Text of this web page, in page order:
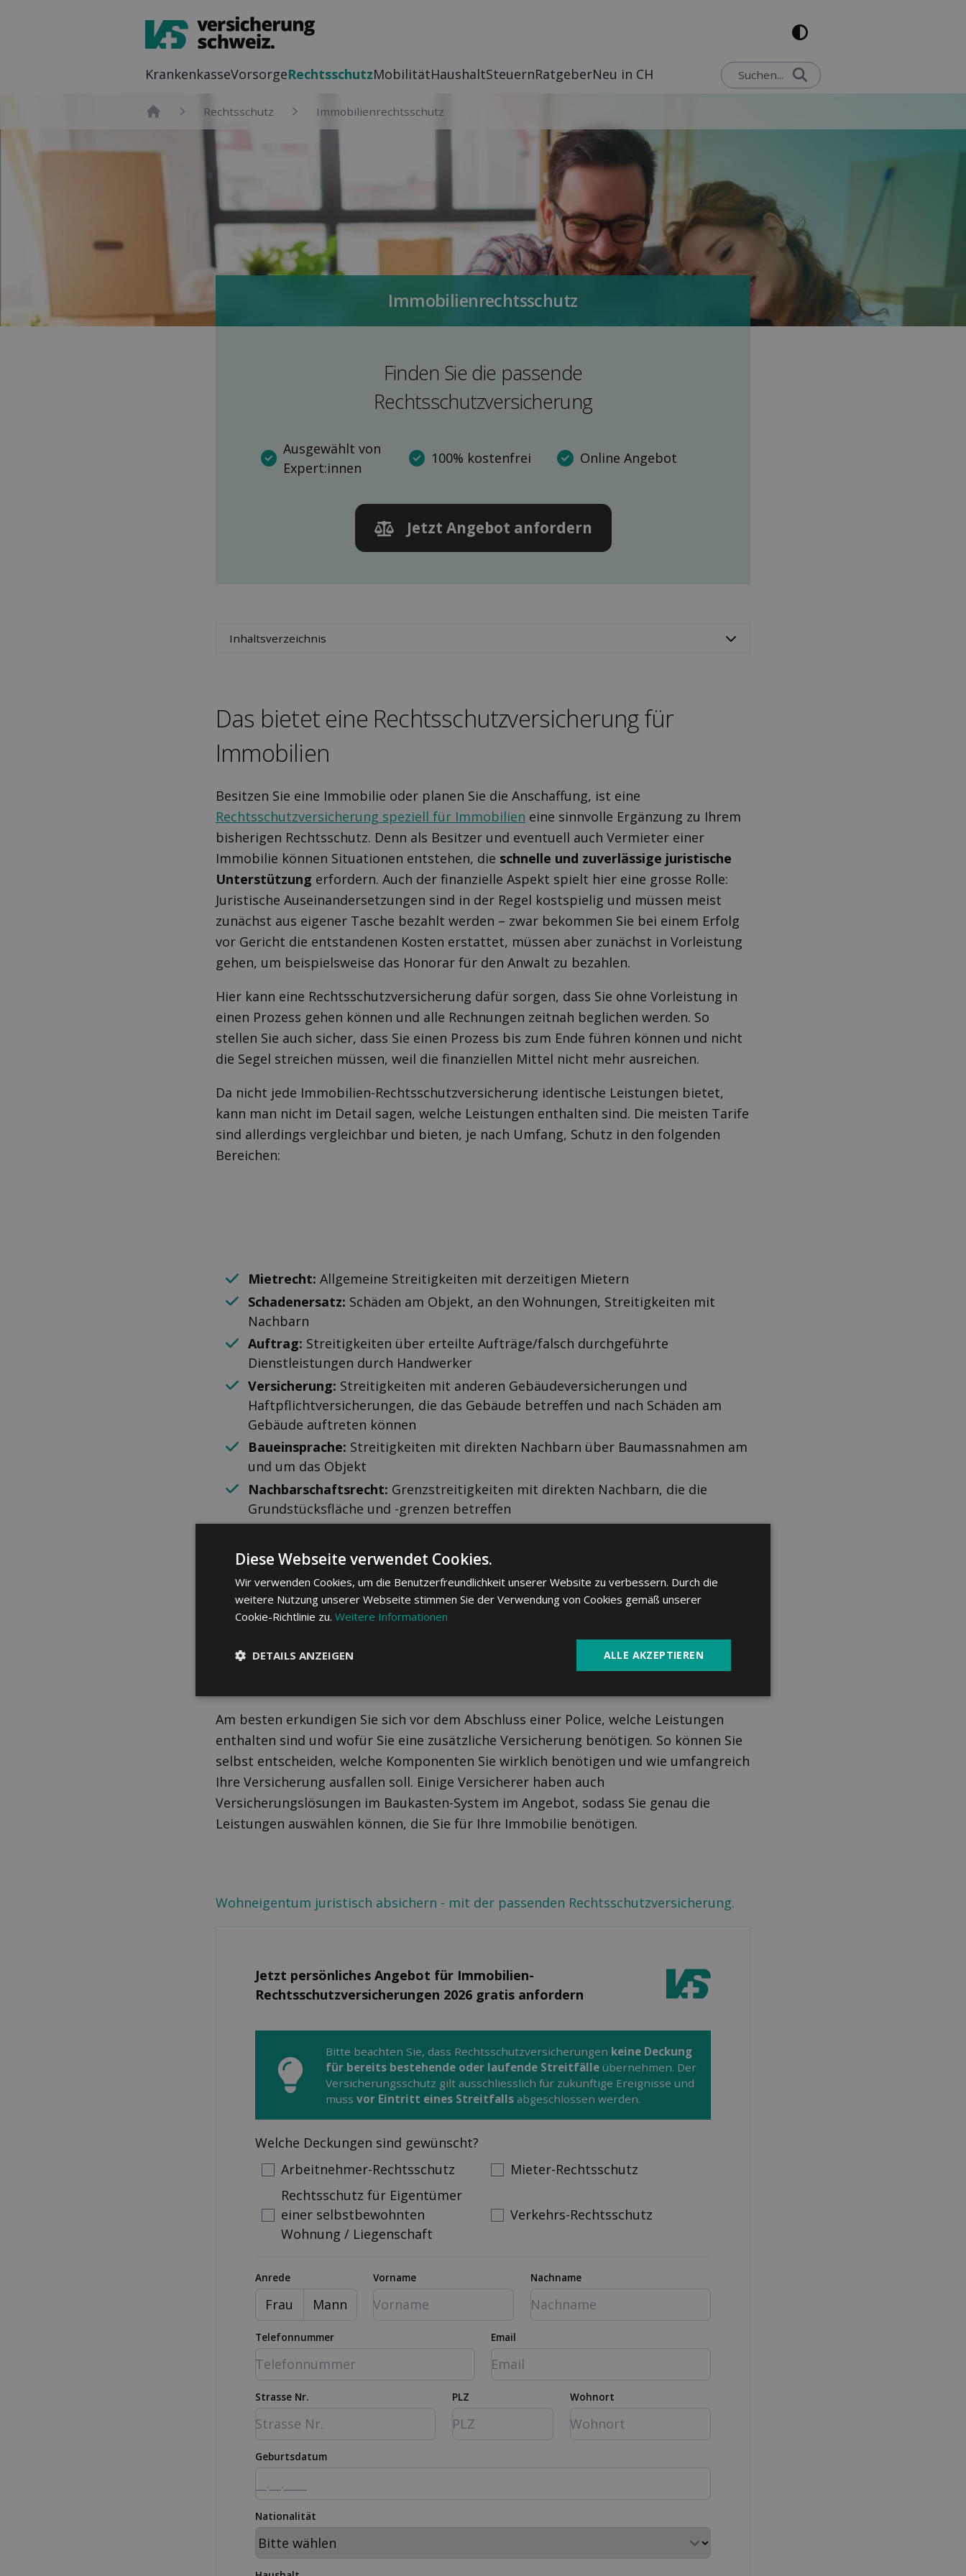
Suchen...
Kranken­kasseVor­sorgeRechts­schutzMobilitätHaushaltSteuernRat­geberNeu in CH
Rechts­schutz Immobilienrechtsschutz
Immobilienrechtsschutz
Finden Sie die pas­sende
Rechts­schutz­versicherung
Ausgewählt von
Expert:innen
100% kostenfrei Online Angebot
Jetzt Angebot anfordern
Inhaltsverzeichnis
Das bietet eine Rechts­schutz­versicherung für
Immobilien
Besitzen Sie eine Immobilie oder planen Sie die Anschaffung, ist eine
Rechtsschutzversicherung speziell für Immobilien eine sinnvolle Ergänzung zu Ihrem
bisherigen Rechtsschutz. Denn als Besitzer und eventuell auch Vermieter einer
Immobilie können Situationen entstehen, die schnelle und zuverlässige juristische
Unterstützung erfordern. Auch der finanzielle Aspekt spielt hier eine grosse Rolle:
Juristische Auseinandersetzungen sind in der Regel kostspielig und müssen meist
zunächst aus eigener Tasche bezahlt werden – zwar bekommen Sie bei einem Erfolg
vor Gericht die entstandenen Kosten erstattet, müssen aber zunächst in Vorleistung
gehen, um beispielsweise das Honorar für den Anwalt zu bezahlen.
Hier kann eine Rechtsschutzversicherung dafür sorgen, dass Sie ohne Vorleistung in
einen Prozess gehen können und alle Rechnungen zeitnah beglichen werden. So
stellen Sie auch sicher, dass Sie einen Prozess bis zum Ende führen können und nicht
die Segel streichen müssen, weil die finanziellen Mittel nicht mehr ausreichen.
Da nicht jede Immobilien-Rechtsschutzversicherung identische Leistungen bietet,
kann man nicht im Detail sagen, welche Leistungen enthalten sind. Die meisten Tarife
sind allerdings vergleichbar und bieten, je nach Umfang, Schutz in den folgenden
Bereichen:
Mietrecht: Allgemeine Streitigkeiten mit derzeitigen Mietern
Schadenersatz: Schäden am Objekt, an den Wohnungen, Streitigkeiten mit
Nachbarn
Auftrag: Streitigkeiten über erteilte Aufträge/falsch durchgeführte
Dienstleistungen durch Handwerker
Versicherung: Streitigkeiten mit anderen Gebäudeversicherungen und
Haftpflichtversicherungen, die das Gebäude betreffen und nach Schäden am
Gebäude auftreten können
Baueinsprache: Streitigkeiten mit direkten Nachbarn über Baumassnahmen am
und um das Objekt
Nachbarschaftsrecht: Grenzstreitigkeiten mit direkten Nachbarn, die die
Grundstücksfläche und -grenzen betreffen
verzögerte Zahlungen von Miete und Nebenkosten
Begleichung nach Auszug
Am besten erkundigen Sie sich vor dem Abschluss einer Police, welche Leistungen
enthalten sind und wofür Sie eine zusätzliche Versicherung benötigen. So können Sie
selbst entscheiden, welche Komponenten Sie wirklich benötigen und wie umfangreich
Ihre Versicherung ausfallen soll. Einige Versicherer haben auch
Versicherungslösungen im Baukasten-System im Angebot, sodass Sie genau die
Leistungen auswählen können, die Sie für Ihre Immobilie benötigen.
Wohneigentum juristisch absichern - mit der passenden Rechtsschutzversicherung.
Jetzt persönliches Angebot für Immobilien-
Rechtsschutzversicherungen 2026 gratis anfordern
Bitte beachten Sie, dass Rechtsschutz­versicherungen keine Deckung
für bereits bestehende oder laufende Streitfälle übernehmen. Der
Versicherungsschutz gilt ausschliesslich für zukünftige Ereignisse und
muss vor Eintritt eines Streitfalls abgeschlossen werden.
Welche Deckungen sind gewünscht?
Arbeitnehmer-Rechts­schutz
Mieter-Rechtsschutz
Rechtsschutz für Eigentümer
einer selbstbewohnten
Wohnung / Liegenschaft
Verkehrs-Rechts­schutz
Anrede
Frau Mann
Vorname Nachname
Telefonnummer Email
Strasse Nr. PLZ Wohnort
Geburtsdatum
Nationalität
Diese Webseite verwendet Cookies.
Wir verwenden Cookies, um die Benutzerfreundlichkeit unserer Website zu verbessern. Durch die
weitere Nutzung unserer Webseite stimmen Sie der Verwendung von Cookies gemäß unserer
Cookie-Richtlinie zu. Weitere Informationen
ALLE AKZEPTIEREN
DETAILS ANZEIGEN